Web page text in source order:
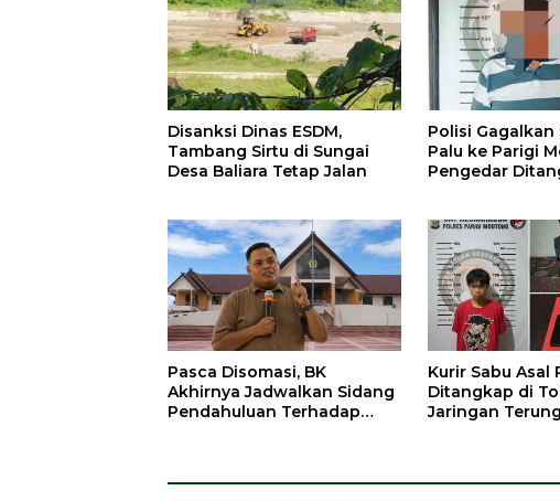
Disanksi Dinas ESDM,
Tambang Sirtu di Sungai
Desa Baliara Tetap Jalan
Polisi Gagalkan
Palu ke Parigi
Pengedar
Pasca Disomasi, BK
Akhirnya Jadwalkan Sidang
Pendahuluan Terhadap
Kurir Sabu Asal
Ditangkap di
Jaringan